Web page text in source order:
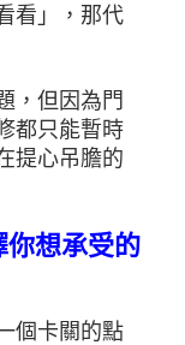
看」，那代
，但因為門
都只能暫時
提心吊膽的
你想承受的
個卡關的點